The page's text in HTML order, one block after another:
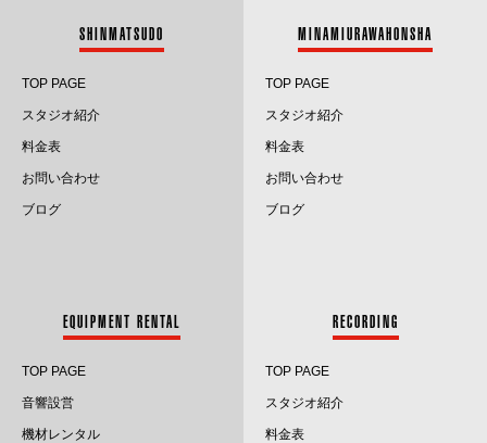
2024.6
2024.2
2023.12
SHINMATSUDO
TOP PAGE
スタジオ紹介
料金表
お問い合わせ
ブログ
MINAMIURAWAHONSHA
TOP PAGE
スタジオ紹介
料金表
お問い合わせ
ブログ
EQUIPMENT RENTAL
TOP PAGE
音響設営
機材レンタル
RECORDING
TOP PAGE
スタジオ紹介
料金表